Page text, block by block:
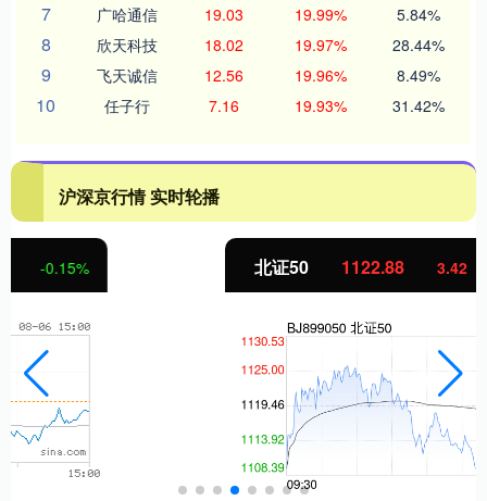
7 广哈通信 19.03 19.99% 5.84%
8 欣天科技 18.02 19.97% 28.44%
9 飞天诚信 12.56 19.96% 8.49%
10 任子行 7.16 19.93% 31.42%
沪深京行情 实时轮播
3.42 0.30%